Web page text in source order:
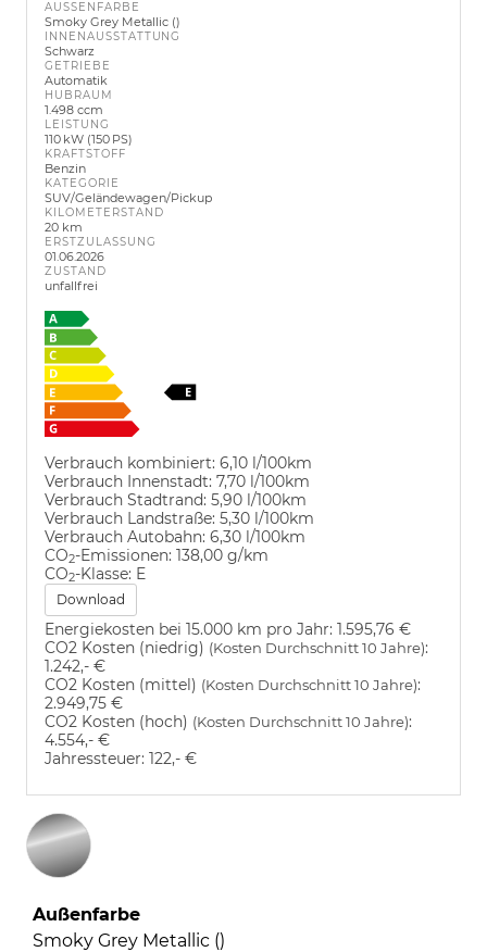
AUSSENFARBE
Smoky Grey Metallic ()
INNENAUSSTATTUNG
Schwarz
GETRIEBE
Automatik
HUBRAUM
1.498 ccm
LEISTUNG
110 kW (150 PS)
KRAFTSTOFF
Benzin
KATEGORIE
SUV/Geländewagen/Pickup
KILOMETERSTAND
20 km
ERSTZULASSUNG
01.06.2026
ZUSTAND
unfallfrei
Verbrauch kombiniert: 6,10 l/100km
Verbrauch Innenstadt: 7,70 l/100km
Verbrauch Stadtrand: 5,90 l/100km
Verbrauch Landstraße: 5,30 l/100km
Verbrauch Autobahn: 6,30 l/100km
CO2-Emissionen: 138,00 g/km
CO2-Klasse: E
Download
Energiekosten bei 15.000 km pro Jahr: 1.595,76 €
CO2 Kosten (niedrig) (Kosten Durchschnitt 10 Jahre):
1.242,- €
CO2 Kosten (mittel) (Kosten Durchschnitt 10 Jahre):
2.949,75 €
CO2 Kosten (hoch) (Kosten Durchschnitt 10 Jahre):
4.554,- €
Jahressteuer: 122,- €
Außenfarbe
Smoky Grey Metallic ()